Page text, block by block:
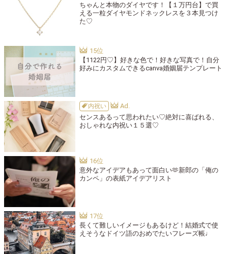
ちゃんと本物のダイヤです！【１万円台】で買
える一粒ダイヤモンドネックレスを３本見つけ
た♡
【1122円♡】好きな色で！好きな写真で！自分
好みにカスタムできるcanva婚姻届テンプレート
内祝い
センスあるって思われたい♡絶対に喜ばれる、
おしゃれな内祝い１５選♡
意外なアイデアもあって面白い🫶新郎の「俺の
カンペ」の表紙アイデアリスト
長くて難しいイメージもあるけど！結婚式で使
えそうなドイツ語のおめでたいフレーズ帳♩